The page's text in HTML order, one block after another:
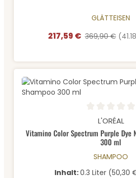
GLÄTTEISEN
Verkaufspreis:
217,59 € Regulärer Preis:
369,90 €
Durchschnittliche Bewertung
L'ORÉAL
Vitamino Color Spectrum Purple Dye
300 ml
SHAMPOO
Inhalt:0.3 Liter (50,30